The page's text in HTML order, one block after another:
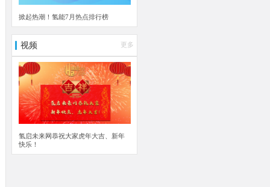
掀起热潮！氢能7月热点排行榜
视频 更多
氢启未来网恭祝大家虎年大吉、新年
快乐！